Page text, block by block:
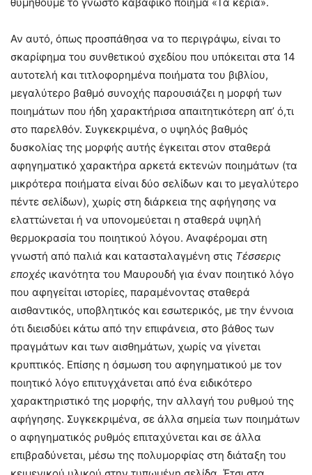
Αν αυτό, όπως προσπάθησα να το περιγράψω, είναι το
σκαρίφημα του συνθετικού σχεδίου που υπόκειται στα 14
αυτοτελή και τιτλοφορημένα ποιήματα του βιβλίου,
μεγαλύτερο βαθμό συνοχής παρουσιάζει η μορφή των
ποιημάτων που ήδη χαρακτήρισα απαιτητικότερη απ’ ό,τι
στο παρελθόν. Συγκεκριμένα, ο υψηλός βαθμός
δυσκολίας της μορφής αυτής έγκειται στον σταθερά
αφηγηματικό χαρακτήρα αρκετά εκτενών ποιημάτων (τα
μικρότερα ποιήματα είναι δύο σελίδων και το μεγαλύτερο
πέντε σελίδων), χωρίς στη διάρκεια της αφήγησης να
ελαττώνεται ή να υπονομεύεται η σταθερά υψηλή
θερμοκρασία του ποιητικού λόγου. Αναφέρομαι στη
γνωστή από παλιά και κατασταλαγμένη στις Τέσσερις
εποχές ικανότητα του Μαυρουδή για έναν ποιητικό λόγο
που αφηγείται ιστορίες, παραμένοντας σταθερά
αισθαντικός, υποβλητικός και εσωτερικός, με την έννοια
ότι διεισδύει κάτω από την επιφάνεια, στο βάθος των
πραγμάτων και των αισθημάτων, χωρίς να γίνεται
κρυπτικός. Επίσης η όσμωση του αφηγηματικού με τον
ποιητικό λόγο επιτυγχάνεται από ένα ειδικότερο
χαρακτηριστικό της μορφής, την αλλαγή του ρυθμού της
αφήγησης. Συγκεκριμένα, σε άλλα σημεία των ποιημάτων
ο αφηγηματικός ρυθμός επιταχύνεται και σε άλλα
επιβραδύνεται, μέσω της πολυμορφίας στη διάταξη του